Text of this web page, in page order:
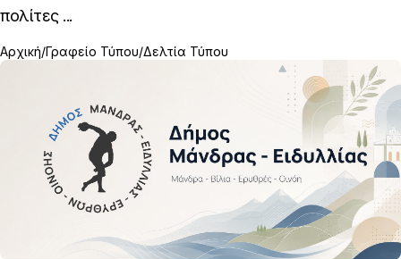
πολίτες ...
Αρχική Γραφείο Τύπου Δελτία Τύπου